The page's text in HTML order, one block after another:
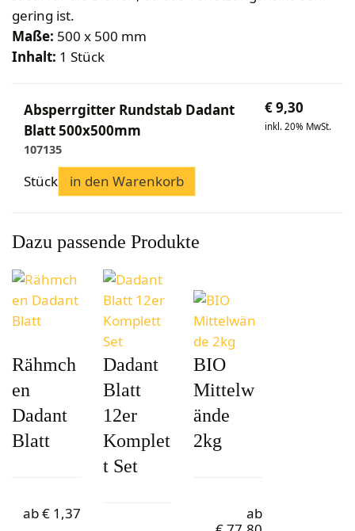
Wabenhonigwelt
Rähmchen & Zubehör
Diverses
Lagerung
Propolisernte
Pollenernte
Stockwaagen
Bienenluft
Fachliteratur
Bienengesundheit
Bienenweide
Königinnenzucht
Mundhygiene
Geschenke/Diverses
gering ist.
Maße: 500 x 500 mm
Inhalt: 1 Stück
Absperrgitter Rundstab Dadant
Blatt 500x500mm
107135
€9,30
inkl. 20% MwSt.
Stück in den Warenkorb
Dazu passende Produkte
Rähmch
en
Dadant
Blatt
ab€ 1,37
Dadant
Blatt
12er
Komplet
t Set
BIO
Mittelw
ände
2kg
ab